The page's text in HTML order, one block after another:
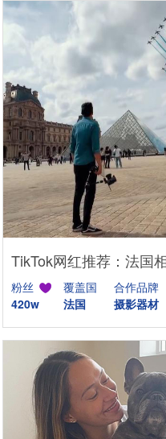
粉丝
420w
覆盖国
法国
合作品牌
摄影器材